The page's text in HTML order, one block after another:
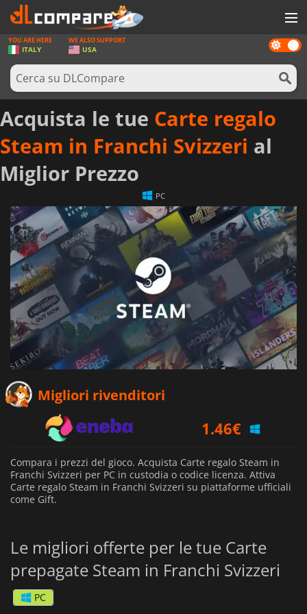
GIOCHI
PREPAGATE
SOFTWARE
REWARDS
HARDWARE
NOTIZIE
ACCEDI O REGISTRATI
Dark
mode
YOU ARE HERE
ITALY
WE ALSO SUPPORT
USA
Acquista le tue Carte regalo
Steam in Franchi Svizzeri al
Miglior Prezzo
PC
Migliori rivenditori
1.46€
Compara i prezzi del gioco. Acquista Carte regalo Steam in
Franchi Svizzeri per PC in custodia o codice licenza. Attiva
Carte regalo Steam in Franchi Svizzeri su piattaforme ufficiali
come Gift.
Le migliori offerte per le tue Carte
prepagate Steam in Franchi Svizzeri
PC